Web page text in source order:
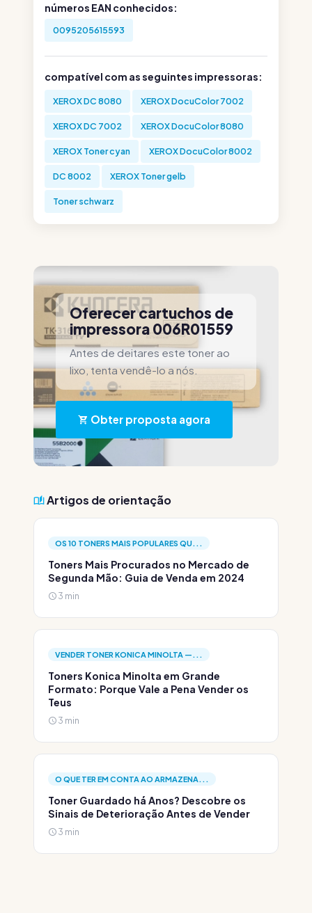
números EAN conhecidos:
0095205615593
compatível com as seguintes impressoras:
XEROX DC 8080 XEROX DocuColor 7002
XEROX DC 7002 XEROX DocuColor 8080
XEROX Toner cyan XEROX DocuColor 8002
DC 8002 XEROX Toner gelb
Toner schwarz
Oferecer cartuchos de
impressora 006R01559
Antes de deitares este toner ao
lixo, tenta vendê-lo a nós.
Obter proposta agora
Artigos de orientação
OS 10 TONERS MAIS POPULARES QU...
Toners Mais Procurados no Mercado de
Segunda Mão: Guia de Venda em 2024
3 min
VENDER TONER KONICA MINOLTA —...
Toners Konica Minolta em Grande
Formato: Porque Vale a Pena Vender os
Teus
3 min
O QUE TER EM CONTA AO ARMAZENA...
Toner Guardado há Anos? Descobre os
Sinais de Deterioração Antes de Vender
3 min